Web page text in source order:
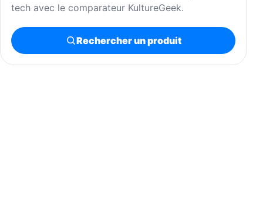
tech avec le comparateur KultureGeek.
Rechercher un produit